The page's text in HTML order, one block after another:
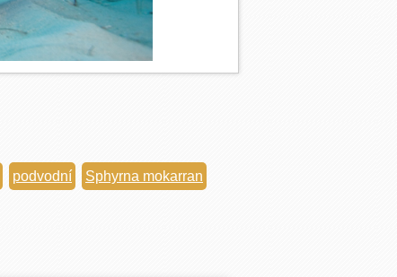
podvodní
Sphyrna mokarran